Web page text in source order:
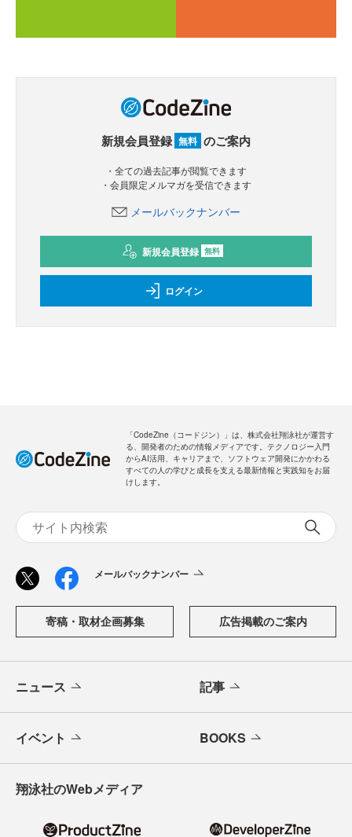
新規会員登録 無料 のご案内
・全ての過去記事が閲覧できます
・会員限定メルマガを受信できます
メールバックナンバー
新規会員登録 無料
ログイン
「CodeZine（コードジン）」は、株式会社翔泳社が運営す
る、開発者のための情報メディアです。テクノロジー入門
からAI活用、キャリアまで、ソフトウェア開発にかかわる
すべての人の学びと成長を支える最新情報と実践知をお届
けします。
メールバックナンバー
寄稿・取材企画募集 広告掲載のご案内
ニュース 記事
イベント BOOKS
翔泳社のWebメディア